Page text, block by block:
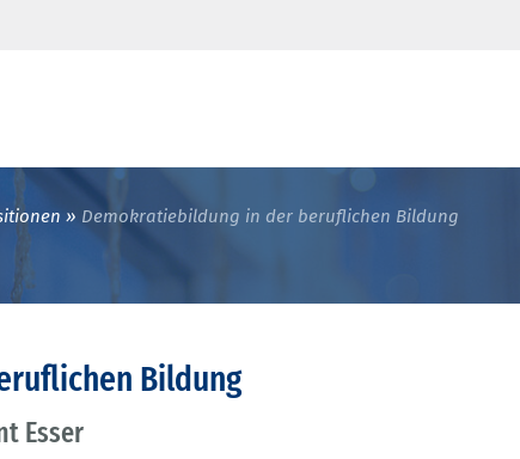
Demokratiebildung in der beruflichen Bildung
Bildung
Esser